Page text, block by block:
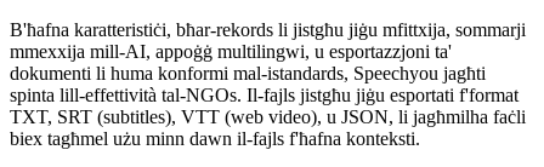
B'ħafna karatteristiċi, bħar-rekords li jistgħu jiġu mfittxija, sommarji
mmexxija mill-AI, appoġġ multilingwi, u esportazzjoni ta'
dokumenti li huma konformi mal-istandards, Speechyou jagħti
spinta lill-effettività tal-NGOs. Il-fajls jistgħu jiġu esportati f'format
TXT, SRT (subtitles), VTT (web video), u JSON, li jagħmilha faċli
biex tagħmel użu minn dawn il-fajls f'ħafna konteksti.